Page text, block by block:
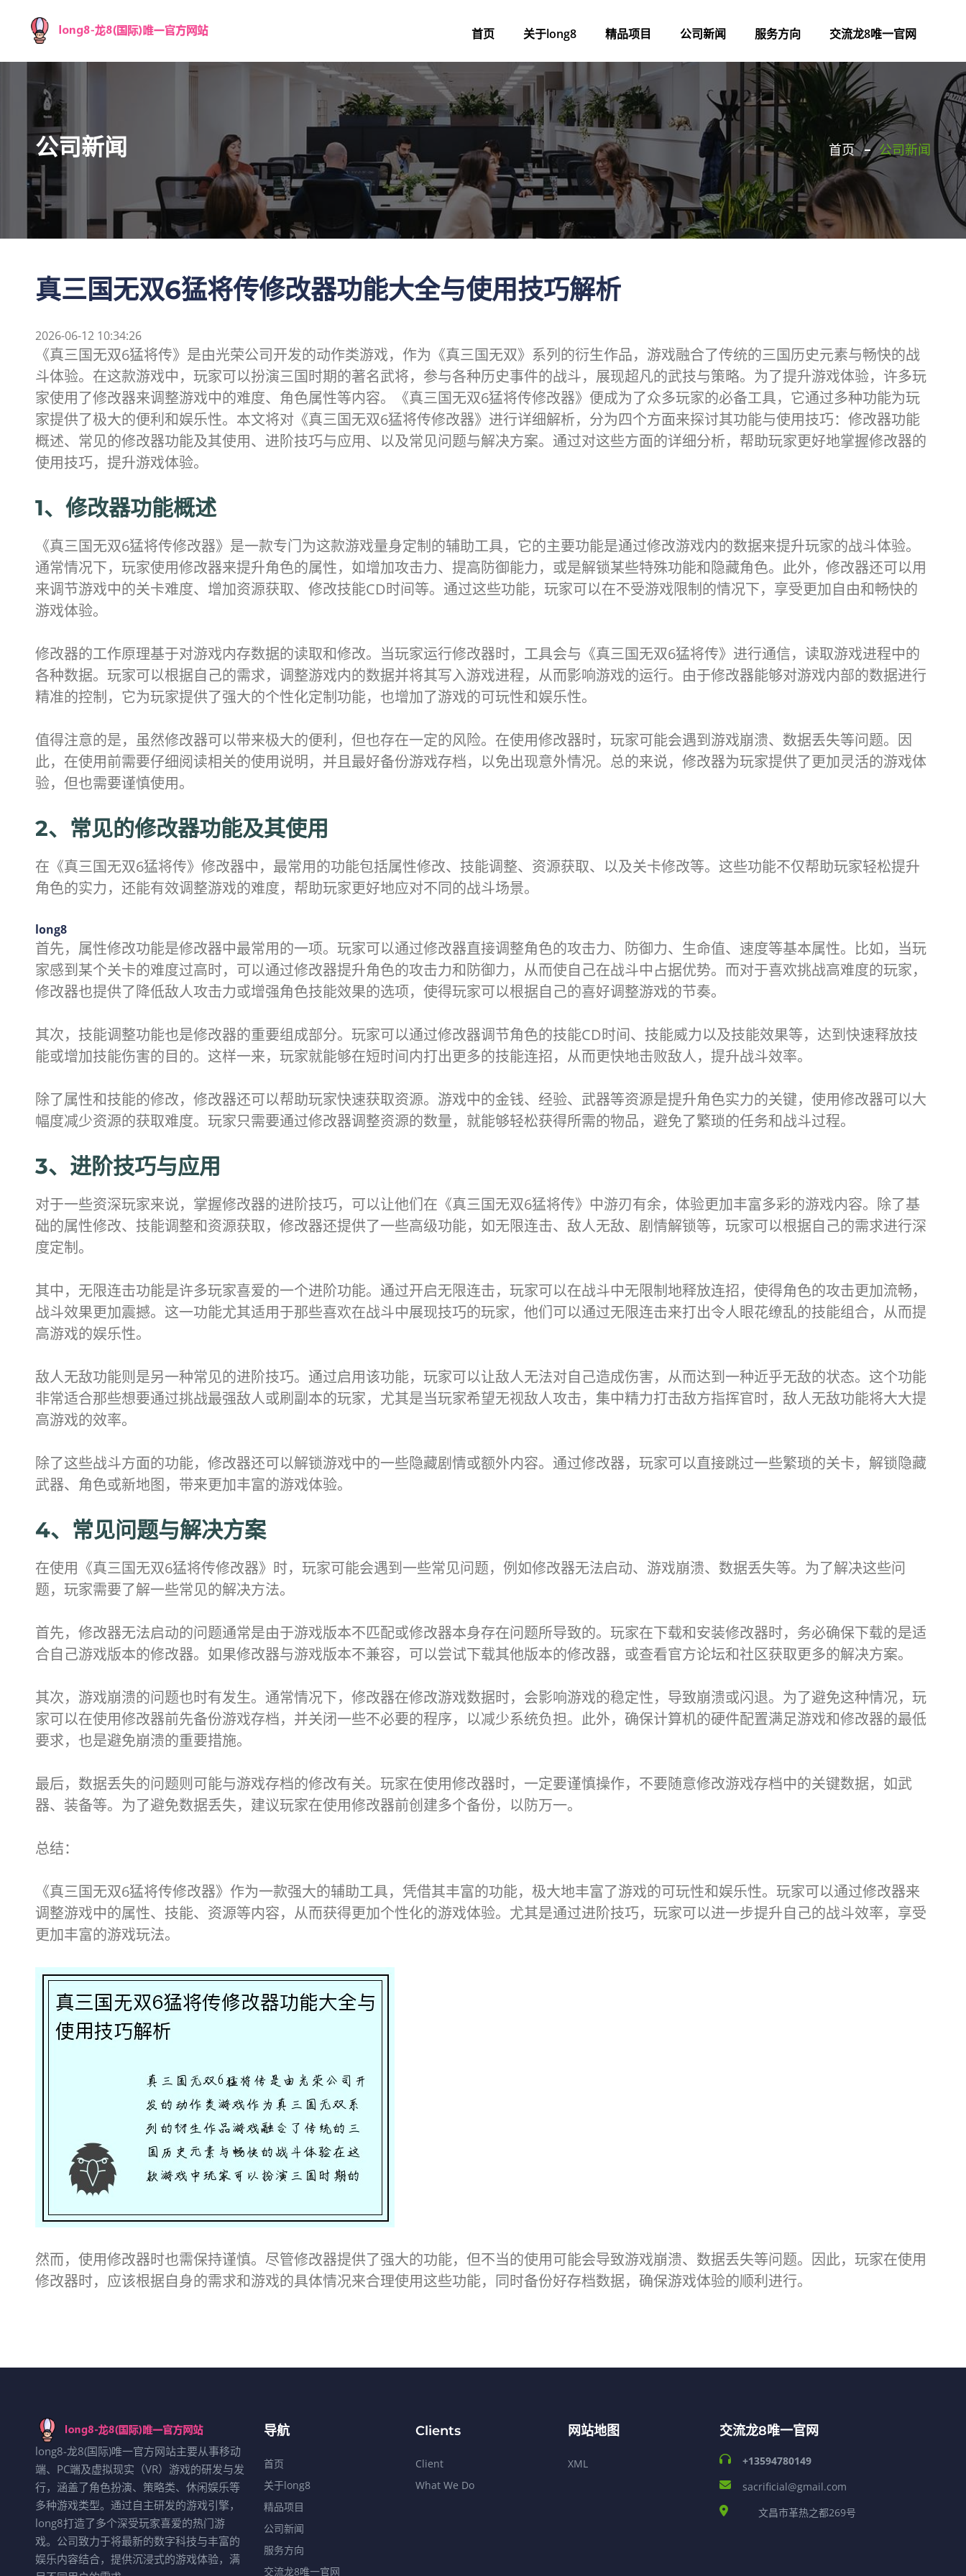
首页 关于long8 精品项目 公司新闻 服务方向 交流龙8唯一官网
公司新闻 首页 公司新闻
真三国无双6猛将传修改器功能大全与使用技巧解析
2026-06-12 10:34:26
《真三国无双6猛将传》是由光荣公司开发的动作类游戏，作为《真三国无双》系列的衍生作品，游戏融合了传统的三国历史元素与畅快的战
斗体验。在这款游戏中，玩家可以扮演三国时期的著名武将，参与各种历史事件的战斗，展现超凡的武技与策略。为了提升游戏体验，许多玩
家使用了修改器来调整游戏中的难度、角色属性等内容。《真三国无双6猛将传修改器》便成为了众多玩家的必备工具，它通过多种功能为玩
家提供了极大的便利和娱乐性。本文将对《真三国无双6猛将传修改器》进行详细解析，分为四个方面来探讨其功能与使用技巧：修改器功能
概述、常见的修改器功能及其使用、进阶技巧与应用、以及常见问题与解决方案。通过对这些方面的详细分析，帮助玩家更好地掌握修改器的
使用技巧，提升游戏体验。
1、修改器功能概述
《真三国无双6猛将传修改器》是一款专门为这款游戏量身定制的辅助工具，它的主要功能是通过修改游戏内的数据来提升玩家的战斗体验。
通常情况下，玩家使用修改器来提升角色的属性，如增加攻击力、提高防御能力，或是解锁某些特殊功能和隐藏角色。此外，修改器还可以用
来调节游戏中的关卡难度、增加资源获取、修改技能CD时间等。通过这些功能，玩家可以在不受游戏限制的情况下，享受更加自由和畅快的
游戏体验。
修改器的工作原理基于对游戏内存数据的读取和修改。当玩家运行修改器时，工具会与《真三国无双6猛将传》进行通信，读取游戏进程中的
各种数据。玩家可以根据自己的需求，调整游戏内的数据并将其写入游戏进程，从而影响游戏的运行。由于修改器能够对游戏内部的数据进行
精准的控制，它为玩家提供了强大的个性化定制功能，也增加了游戏的可玩性和娱乐性。
值得注意的是，虽然修改器可以带来极大的便利，但也存在一定的风险。在使用修改器时，玩家可能会遇到游戏崩溃、数据丢失等问题。因
此，在使用前需要仔细阅读相关的使用说明，并且最好备份游戏存档，以免出现意外情况。总的来说，修改器为玩家提供了更加灵活的游戏体
验，但也需要谨慎使用。
2、常见的修改器功能及其使用
在《真三国无双6猛将传》修改器中，最常用的功能包括属性修改、技能调整、资源获取、以及关卡修改等。这些功能不仅帮助玩家轻松提升
角色的实力，还能有效调整游戏的难度，帮助玩家更好地应对不同的战斗场景。
long8
首先，属性修改功能是修改器中最常用的一项。玩家可以通过修改器直接调整角色的攻击力、防御力、生命值、速度等基本属性。比如，当玩
家感到某个关卡的难度过高时，可以通过修改器提升角色的攻击力和防御力，从而使自己在战斗中占据优势。而对于喜欢挑战高难度的玩家，
修改器也提供了降低敌人攻击力或增强角色技能效果的选项，使得玩家可以根据自己的喜好调整游戏的节奏。
其次，技能调整功能也是修改器的重要组成部分。玩家可以通过修改器调节角色的技能CD时间、技能威力以及技能效果等，达到快速释放技
能或增加技能伤害的目的。这样一来，玩家就能够在短时间内打出更多的技能连招，从而更快地击败敌人，提升战斗效率。
除了属性和技能的修改，修改器还可以帮助玩家快速获取资源。游戏中的金钱、经验、武器等资源是提升角色实力的关键，使用修改器可以大
幅度减少资源的获取难度。玩家只需要通过修改器调整资源的数量，就能够轻松获得所需的物品，避免了繁琐的任务和战斗过程。
3、进阶技巧与应用
对于一些资深玩家来说，掌握修改器的进阶技巧，可以让他们在《真三国无双6猛将传》中游刃有余，体验更加丰富多彩的游戏内容。除了基
础的属性修改、技能调整和资源获取，修改器还提供了一些高级功能，如无限连击、敌人无敌、剧情解锁等，玩家可以根据自己的需求进行深
度定制。
其中，无限连击功能是许多玩家喜爱的一个进阶功能。通过开启无限连击，玩家可以在战斗中无限制地释放连招，使得角色的攻击更加流畅，
战斗效果更加震撼。这一功能尤其适用于那些喜欢在战斗中展现技巧的玩家，他们可以通过无限连击来打出令人眼花缭乱的技能组合，从而提
高游戏的娱乐性。
敌人无敌功能则是另一种常见的进阶技巧。通过启用该功能，玩家可以让敌人无法对自己造成伤害，从而达到一种近乎无敌的状态。这个功能
非常适合那些想要通过挑战最强敌人或刷副本的玩家，尤其是当玩家希望无视敌人攻击，集中精力打击敌方指挥官时，敌人无敌功能将大大提
高游戏的效率。
除了这些战斗方面的功能，修改器还可以解锁游戏中的一些隐藏剧情或额外内容。通过修改器，玩家可以直接跳过一些繁琐的关卡，解锁隐藏
武器、角色或新地图，带来更加丰富的游戏体验。
4、常见问题与解决方案
在使用《真三国无双6猛将传修改器》时，玩家可能会遇到一些常见问题，例如修改器无法启动、游戏崩溃、数据丢失等。为了解决这些问
题，玩家需要了解一些常见的解决方法。
首先，修改器无法启动的问题通常是由于游戏版本不匹配或修改器本身存在问题所导致的。玩家在下载和安装修改器时，务必确保下载的是适
合自己游戏版本的修改器。如果修改器与游戏版本不兼容，可以尝试下载其他版本的修改器，或查看官方论坛和社区获取更多的解决方案。
其次，游戏崩溃的问题也时有发生。通常情况下，修改器在修改游戏数据时，会影响游戏的稳定性，导致崩溃或闪退。为了避免这种情况，玩
家可以在使用修改器前先备份游戏存档，并关闭一些不必要的程序，以减少系统负担。此外，确保计算机的硬件配置满足游戏和修改器的最低
要求，也是避免崩溃的重要措施。
最后，数据丢失的问题则可能与游戏存档的修改有关。玩家在使用修改器时，一定要谨慎操作，不要随意修改游戏存档中的关键数据，如武
器、装备等。为了避免数据丢失，建议玩家在使用修改器前创建多个备份，以防万一。
总结：
《真三国无双6猛将传修改器》作为一款强大的辅助工具，凭借其丰富的功能，极大地丰富了游戏的可玩性和娱乐性。玩家可以通过修改器来
调整游戏中的属性、技能、资源等内容，从而获得更加个性化的游戏体验。尤其是通过进阶技巧，玩家可以进一步提升自己的战斗效率，享受
更加丰富的游戏玩法。
然而，使用修改器时也需保持谨慎。尽管修改器提供了强大的功能，但不当的使用可能会导致游戏崩溃、数据丢失等问题。因此，玩家在使用
修改器时，应该根据自身的需求和游戏的具体情况来合理使用这些功能，同时备份好存档数据，确保游戏体验的顺利进行。
long8-龙8(国际)唯一官方网站主要从事移动
端、PC端及虚拟现实（VR）游戏的研发与发
行，涵盖了角色扮演、策略类、休闲娱乐等
多种游戏类型。通过自主研发的游戏引擎，
long8打造了多个深受玩家喜爱的热门游
戏。公司致力于将最新的数字科技与丰富的
娱乐内容结合，提供沉浸式的游戏体验，满
导航
首页
关于long8
精品项目
公司新闻
服务方向
交流龙8唯一官网
Clients
Client
What We Do
网站地图
XML
交流龙8唯一官网
+13594780149
sacrificial@gmail.com
文昌市革热之都269号